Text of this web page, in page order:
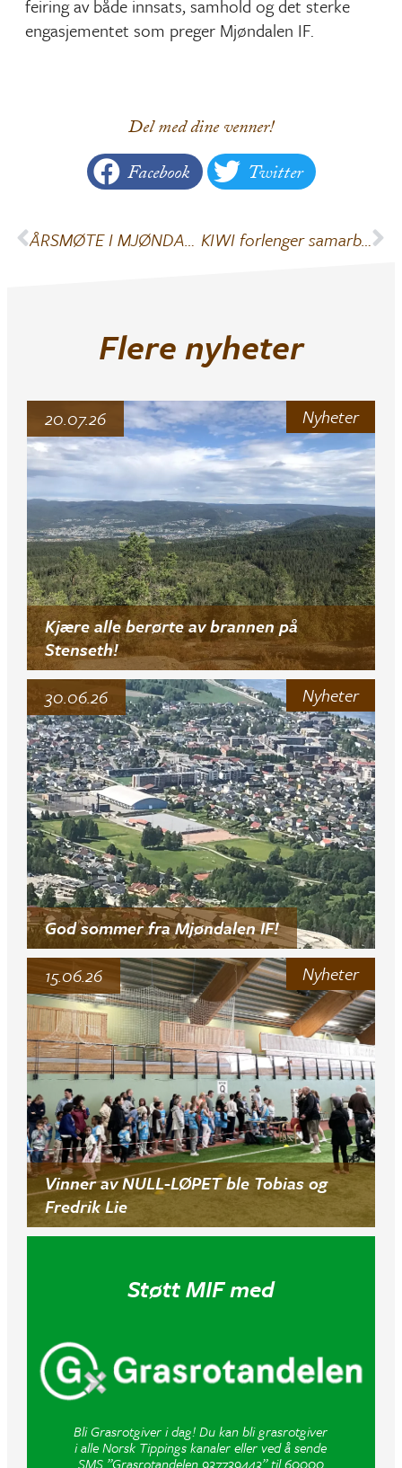
feiring av både innsats, samhold og det sterke
engasjementet som preger Mjøndalen IF.
Del med dine venner!
Facebook Twitter
ÅRSMØTE I MJØNDALEN IDRETTSFORENING KIWI forlenger samarbeidet med Mjøndalen IF og Mjøndalen Toppfotball
Flere nyheter
Nyheter
Kjære alle berørte av brannen på
Stenseth!
20.07.26
Nyheter
God sommer fra Mjøndalen IF!
30.06.26
Nyheter
Vinner av NULL-LØPET ble Tobias og
Fredrik Lie
15.06.26
Støtt MIF med
Bli Grasrotgiver i dag! Du kan bli grasrotgiver
i alle Norsk Tippings kanaler eller ved å sende
SMS ”Grasrotandelen 937739443” til 60000